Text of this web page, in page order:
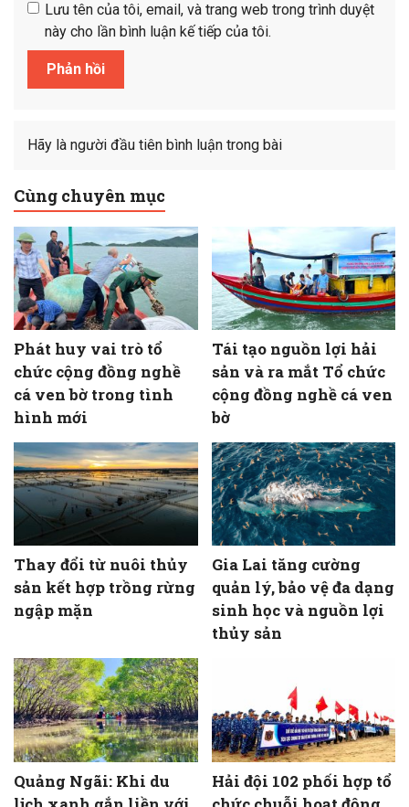
Lưu tên của tôi, email, và trang web trong trình duyệt
này cho lần bình luận kế tiếp của tôi.
Hãy là người đầu tiên bình luận trong bài
Cùng chuyên mục
Phát huy vai trò tổ
chức cộng đồng nghề
cá ven bờ trong tình
hình mới
Tái tạo nguồn lợi hải
sản và ra mắt Tổ chức
cộng đồng nghề cá ven
bờ
Thay đổi từ nuôi thủy
sản kết hợp trồng rừng
ngập mặn
Gia Lai tăng cường
quản lý, bảo vệ đa dạng
sinh học và nguồn lợi
thủy sản
Quảng Ngãi: Khi du
Hải đội 102 phối hợp tổ